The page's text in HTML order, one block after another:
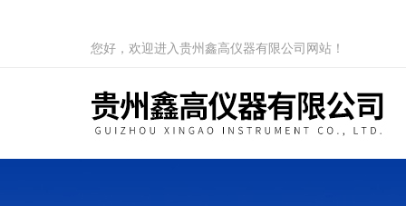
您好，欢迎进入贵州鑫高仪器有限公司网站！